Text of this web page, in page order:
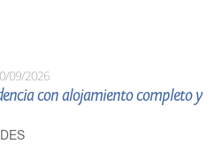
09/2026
con alojamiento completo y